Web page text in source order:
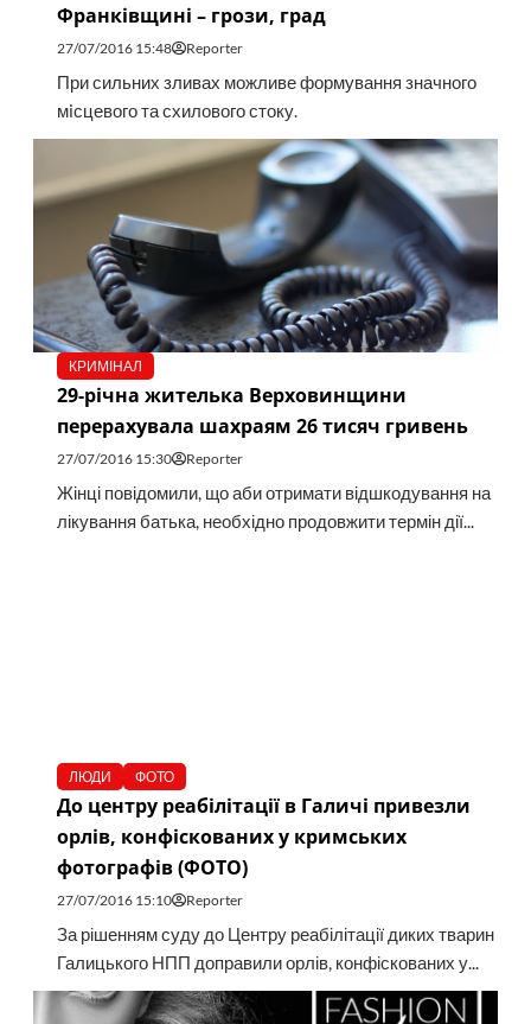
Франківщині – грози, град
27/07/2016 15:48 Reporter
При сильних зливах можливе формування значного
мiсцевого та схилового стоку.
КРИМІНАЛ
29-річна жителька Верховинщини
перерахувала шахраям 26 тисяч гривень
27/07/2016 15:30 Reporter
Жінці повідомили, що аби отримати відшкодування на
лікування батька, необхідно продовжити термін дії...
ЛЮДИ ФОТО
До центру реабілітації в Галичі привезли
орлів, конфіскованих у кримських
фотографів (ФОТО)
27/07/2016 15:10 Reporter
За рішенням суду до Центру реабілітації диких тварин
Галицького НПП доправили орлів, конфіскованих у...